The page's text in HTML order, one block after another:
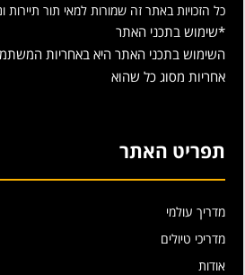
כל הזכויות באתר זה שמורות למאי תור תיירות
*שימוש בתכני האתר
השימוש בתכני האתר היא באחריות
אחריות מסוג כל שהוא
תפריט האתר
מדריך עולמי
מדריכי טיולים
אודות